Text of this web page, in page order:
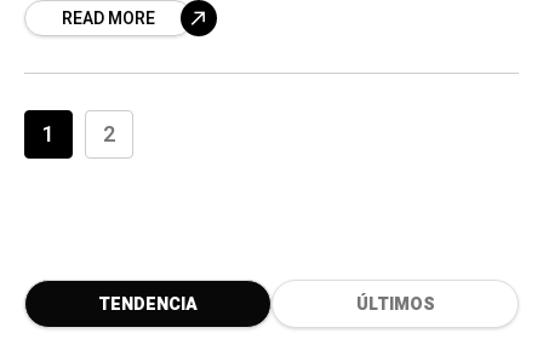
de búsqueda
READ MORE
1 2
TENDENCIA ÚLTIMOS